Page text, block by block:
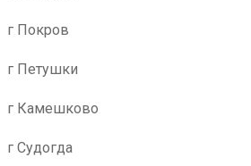
г Покров
г Петушки
г Камешково
г Судогда